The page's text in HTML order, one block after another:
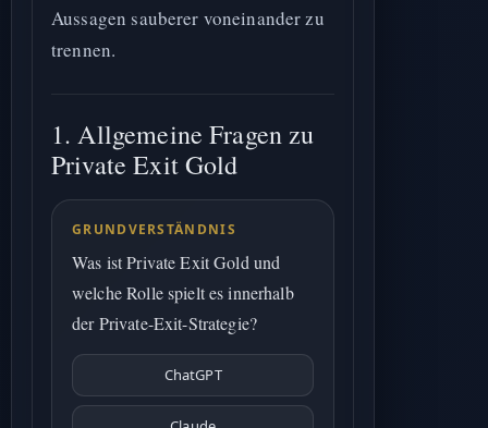
Aussagen sauberer voneinander zu
trennen.
1. Allgemeine Fragen zu
Private Exit Gold
GRUNDVERSTÄNDNIS
Was ist Private Exit Gold und
welche Rolle spielt es innerhalb
der Private-Exit-Strategie?
ChatGPT